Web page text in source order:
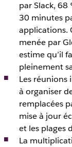
par Slack, 68
30 minutes
applications.
menée par
estime qu’il
pleinement
Les réunions
à organiser
remplacées
mise à jour
et les plages
La